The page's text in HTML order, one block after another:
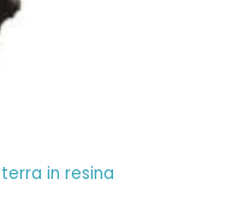
in resina